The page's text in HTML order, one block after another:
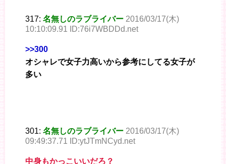
317: 名無しのラブライバー 2016/03/17(木)
10:10:09.91 ID:76i7WBDDd.net
>>300
オシャレで女子力高いから参考にしてる女子が
多い
301: 名無しのラブライバー 2016/03/17(木)
09:49:37.71 ID:ytJTmNCyd.net
中身もかっこいいだろ？